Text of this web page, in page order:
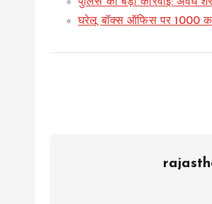
घरेलू बॉक्स ऑफिस पर 1000